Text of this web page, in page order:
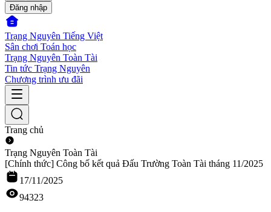
Đăng nhập
Trạng Nguyên Tiếng Việt
Sân chơi Toán học
Trạng Nguyên Toàn Tài
Tin tức Trạng Nguyên
Chương trình ưu đãi
Trang chủ
Trạng Nguyên Toàn Tài
[Chính thức] Công bố kết quả Đấu Trường Toàn Tài tháng 11/2025
17/11/2025
94323